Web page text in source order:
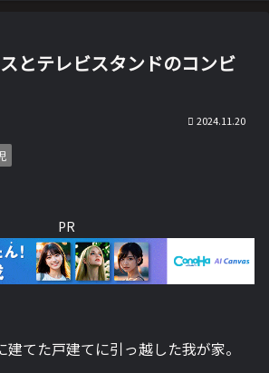
とテレビスタンドのコンビ
2024.11.20
PR
てた戸建てに引っ越した我が家。